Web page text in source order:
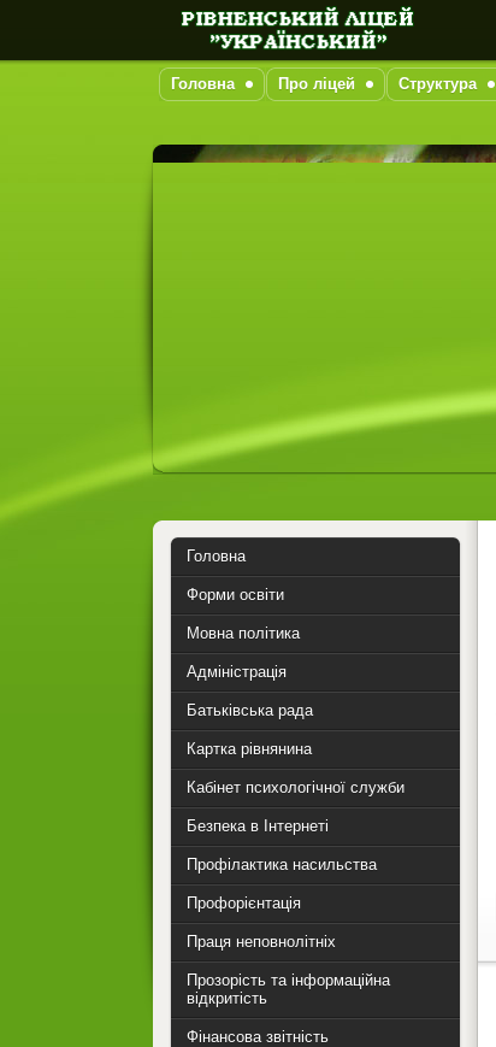
Головна Про ліцей Структура
Головна
Форми освіти
Мовна політика
Адміністрація
Батьківська рада
Картка рівнянина
Кабінет психологічної служби
Безпека в Інтернеті
Профілактика насильства
Профорієнтація
Праця неповнолітніх
Прозорість та інформаційна
відкритість
Фінансова звітність